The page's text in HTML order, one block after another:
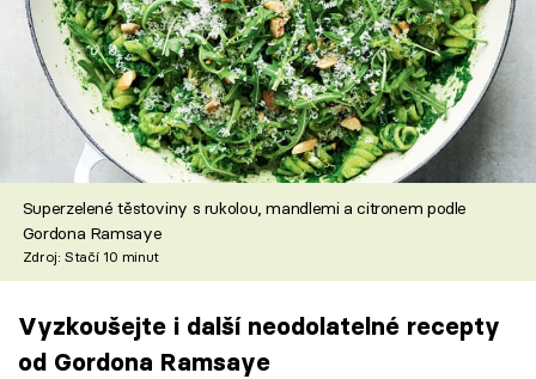
Superzelené těstoviny s rukolou, mandlemi a citronem podle
Gordona Ramsaye
Zdroj: Stačí 10 minut
Vyzkoušejte i další neodolatelné recepty
od Gordona Ramsaye